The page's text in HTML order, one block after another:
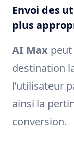
Envoi des
plus
AI Max
destination
l’utilisateur
ainsi la
conversion.